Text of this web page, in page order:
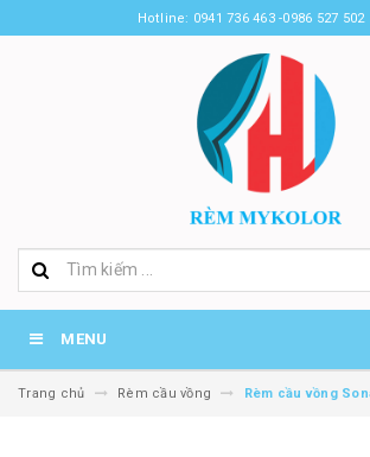
Hotline: 0941 736 463 -0986 527 502
MENU
Trang chủ Rèm cầu vồng Rèm cầu vồng